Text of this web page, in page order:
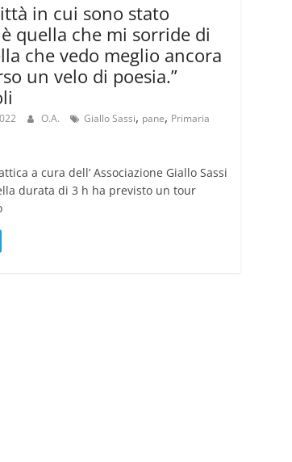
in cui sono stato
quella che mi sorride di
che vedo meglio ancora
un velo di poesia.”
O.A. Giallo Sassi, pane, Primaria
a cura dell’ Associazione Giallo Sassi
durata di 3 h ha previsto un tour